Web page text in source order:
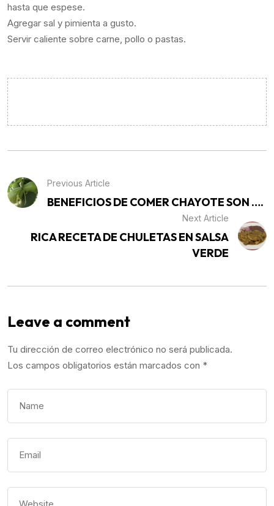
hasta que espese.
Agregar sal y pimienta a gusto.
Servir caliente sobre carne, pollo o pastas.
Previous Article
BENEFICIOS DE COMER CHAYOTE SON ….
Next Article
RICA RECETA DE CHULETAS EN SALSA
VERDE
Leave a comment
Tu dirección de correo electrónico no será publicada.
Los campos obligatorios están marcados con *